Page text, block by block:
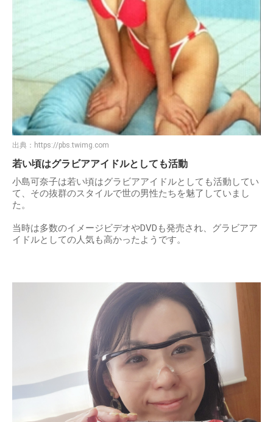
出典： https://pbs.twimg.com
若い頃はグラビアアイドルとしても活動
小島可奈子は若い頃はグラビアアイドルとしても活動してい
て、その抜群のスタイルで世の男性たちを魅了していまし
た。
当時は多数のイメージビデオやDVDも発売され、グラビアア
イドルとしての人気も高かったようです。